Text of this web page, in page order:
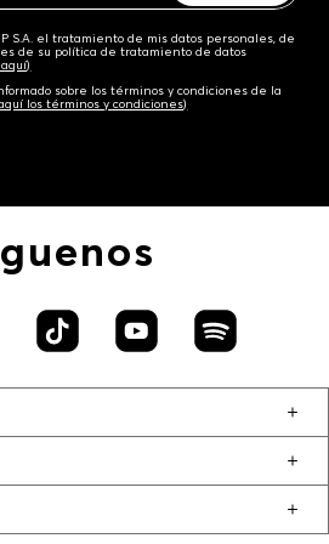
S.A. el tratamiento de mis datos personales, de
de su política de tratamiento de datos
sobre los términos y condiciones de la
los términos y condiciones)